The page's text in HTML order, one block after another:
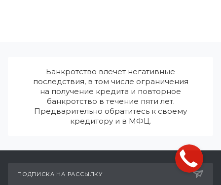
Банкротство влечет негативные
последствия, в том числе ограничения
на получение кредита и повторное
банкротство в течение пяти лет.
Предварительно обратитесь к своему
кредитору и в МФЦ.
ПОДПИСКА НА РАССЫЛКУ